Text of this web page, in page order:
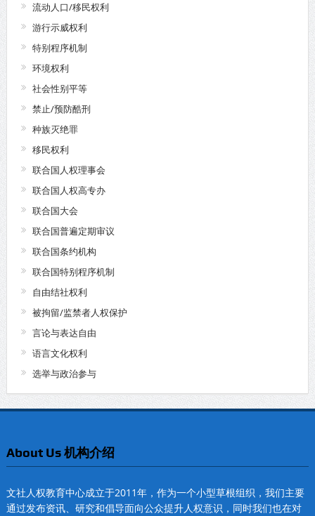
流动人口/移民权利
游行示威权利
特别程序机制
环境权利
社会性别平等
禁止/预防酷刑
种族灭绝罪
移民权利
联合国人权理事会
联合国人权高专办
联合国大会
联合国普遍定期审议
联合国条约机构
联合国特别程序机制
自由结社权利
被拘留/监禁者人权保护
言论与表达自由
语言文化权利
选举与政治参与
About Us 机构介绍
文社人权教育中心成立于2011年，作为一个小型草根组织，我们主要
通过发布资讯、研究和倡导面向公众提升人权意识，同时我们也在对